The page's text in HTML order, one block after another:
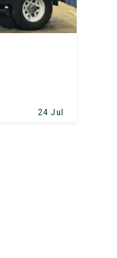
24 Jul